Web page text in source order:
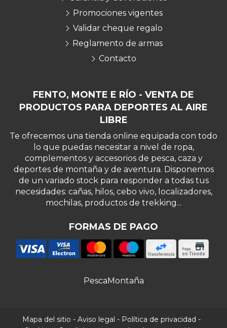
FENTO, MONTE E RÍO - VENTA DE
PRODUCTOS PARA DEPORTES AL AIRE
LIBRE
Te ofrecemos una tienda online equipada con todo
lo que puedas necesitar a nivel de ropa,
complementos y accesorios de pesca, caza y
deportes de montaña y de aventura. Disponemos
de un variado stock para responder a todas tus
necesidades: cañas, hilos, cebo vivo, localizadores,
mochilas, productos de trekking...
FORMAS DE PAGO
Promociones vigentes
Validar cheque regalo
Reglamento de armas
Contacto
Pesca Montaña
Mapa del sitio - Aviso legal - Política de privacidad -